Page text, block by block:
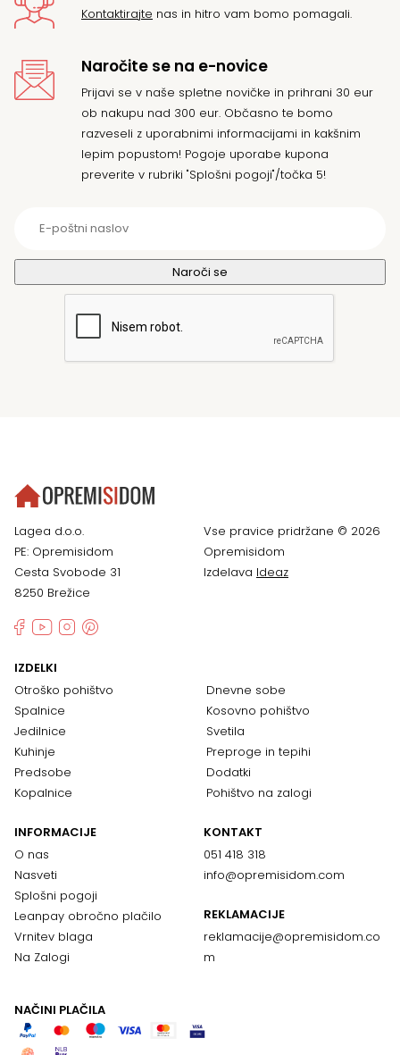
Kontaktirajte nas in hitro vam bomo pomagali.
Naročite se na e-novice
Prijavi se v naše spletne novičke in prihrani 30 eur
ob nakupu nad 300 eur. Občasno te bomo
razveseli z uporabnimi informacijami in kakšnim
lepim popustom! Pogoje uporabe kupona
preverite v rubriki "Splošni pogoji"/točka 5!
Lagea d.o.o.
PE: Opremisidom
Cesta Svobode 31
8250 Brežice
Vse pravice pridržane © 2026
Opremisidom
Izdelava Ideaz
IZDELKI
Otroško pohištvo
Spalnice
Jedilnice
Kuhinje
Predsobe
Kopalnice
Dnevne sobe
Kosovno pohištvo
Svetila
Preproge in tepihi
Dodatki
Pohištvo na zalogi
INFORMACIJE
O nas
Nasveti
Splošni pogoji
Leanpay obročno plačilo
Vrnitev blaga
Na Zalogi
KONTAKT
051 418 318
info@opremisidom.com
REKLAMACIJE
reklamacije@opremisidom.co
m
NAČINI PLAČILA